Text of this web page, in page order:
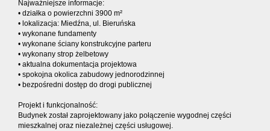
Najważniejsze informacje:
• działka o powierzchni 3900 m²
• lokalizacja: Miedźna, ul. Bieruńska
• wykonane fundamenty
• wykonane ściany konstrukcyjne parteru
• wykonany strop żelbetowy
• aktualna dokumentacja projektowa
• spokojna okolica zabudowy jednorodzinnej
• bezpośredni dostęp do drogi publicznej
Projekt i funkcjonalność:
Budynek został zaprojektowany jako połączenie wygodnej części
mieszkalnej oraz niezależnej części usługowej.